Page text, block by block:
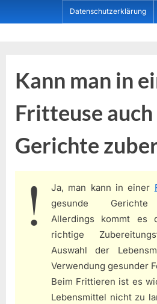
to
Datenschutzerklärung
Kann man in
Fritteuse auch
Gerichte
Ja, man kann in einer
gesunde Gerichte
Allerdings kommt es
richtige
Auswahl der
Verwendung gesunder
Beim Frittieren ist es
Lebensmittel nicht zu